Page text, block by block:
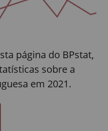
página do BPstat,
sobre a
em 2021.